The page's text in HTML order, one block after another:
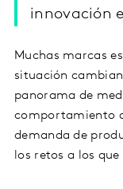
innovación
Muchas marcas
situación
panorama de
comportamiento
demanda de
los retos a los